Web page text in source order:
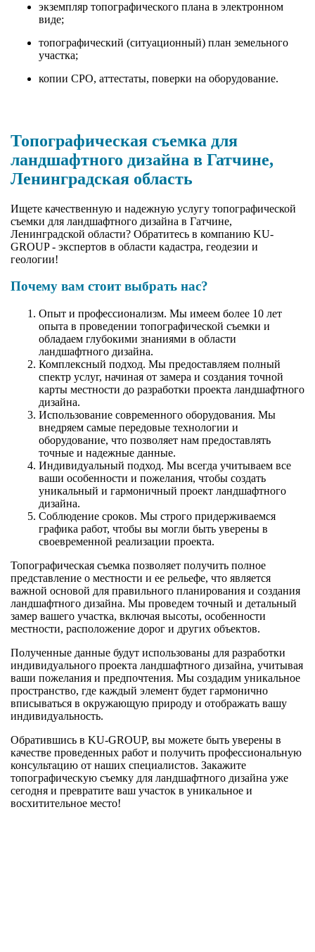
экземпляр топографического плана в электронном
виде;
топографический (ситуационный) план земельного
участка;
копии СРО, аттестаты, поверки на оборудование.
Топографическая съемка для
ландшафтного дизайна в Гатчине,
Ленинградская область
Ищете качественную и надежную услугу топографической
съемки для ландшафтного дизайна в Гатчине,
Ленинградской области? Обратитесь в компанию KU-
GROUP - экспертов в области кадастра, геодезии и
геологии!
Почему вам стоит выбрать нас?
Опыт и профессионализм. Мы имеем более 10 лет
опыта в проведении топографической съемки и
обладаем глубокими знаниями в области
ландшафтного дизайна.
Комплексный подход. Мы предоставляем полный
спектр услуг, начиная от замера и создания точной
карты местности до разработки проекта ландшафтного
дизайна.
Использование современного оборудования. Мы
внедряем самые передовые технологии и
оборудование, что позволяет нам предоставлять
точные и надежные данные.
Индивидуальный подход. Мы всегда учитываем все
ваши особенности и пожелания, чтобы создать
уникальный и гармоничный проект ландшафтного
дизайна.
Соблюдение сроков. Мы строго придерживаемся
графика работ, чтобы вы могли быть уверены в
своевременной реализации проекта.
Топографическая съемка позволяет получить полное
представление о местности и ее рельефе, что является
важной основой для правильного планирования и создания
ландшафтного дизайна. Мы проведем точный и детальный
замер вашего участка, включая высоты, особенности
местности, расположение дорог и других объектов.
Полученные данные будут использованы для разработки
индивидуального проекта ландшафтного дизайна, учитывая
ваши пожелания и предпочтения. Мы создадим уникальное
пространство, где каждый элемент будет гармонично
вписываться в окружающую природу и отображать вашу
индивидуальность.
Обратившись в KU-GROUP, вы можете быть уверены в
качестве проведенных работ и получить профессиональную
консультацию от наших специалистов. Закажите
топографическую съемку для ландшафтного дизайна уже
сегодня и превратите ваш участок в уникальное и
восхитительное место!